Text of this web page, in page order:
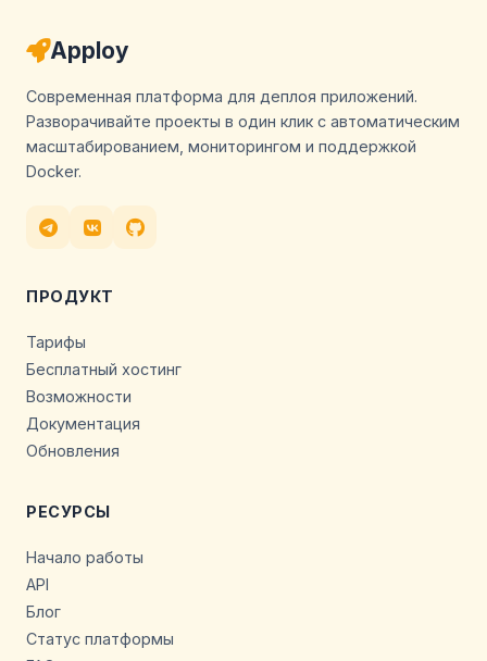
Apploy
Современная платформа для деплоя приложений.
Разворачивайте проекты в один клик с автоматическим
масштабированием, мониторингом и поддержкой
Docker.
ПРОДУКТ
Тарифы
Бесплатный хостинг
Возможности
Документация
Обновления
РЕСУРСЫ
Начало работы
API
Блог
Статус платформы